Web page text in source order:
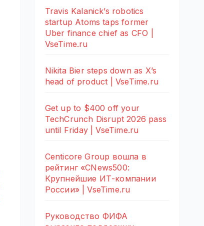
Travis Kalanick’s robotics
startup Atoms taps former
Uber finance chief as CFO |
VseTime.ru
Nikita Bier steps down as X’s
head of product | VseTime.ru
Get up to $400 off your
TechCrunch Disrupt 2026 pass
until Friday | VseTime.ru
Centicore Group вошла в
рейтинг «CNews500:
Крупнейшие ИТ-компании
России» | VseTime.ru
Руководство ФИФА